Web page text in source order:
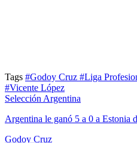
Tags #Godoy Cruz #Liga
#Vicente López
Selección Argentina
Argentina le ganó 5 a 0 a Estonia
Godoy Cruz